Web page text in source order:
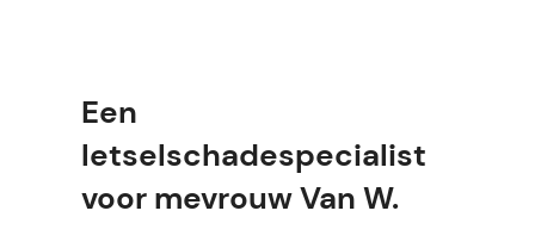
Een
letselschadespecialist
voor mevrouw Van W.